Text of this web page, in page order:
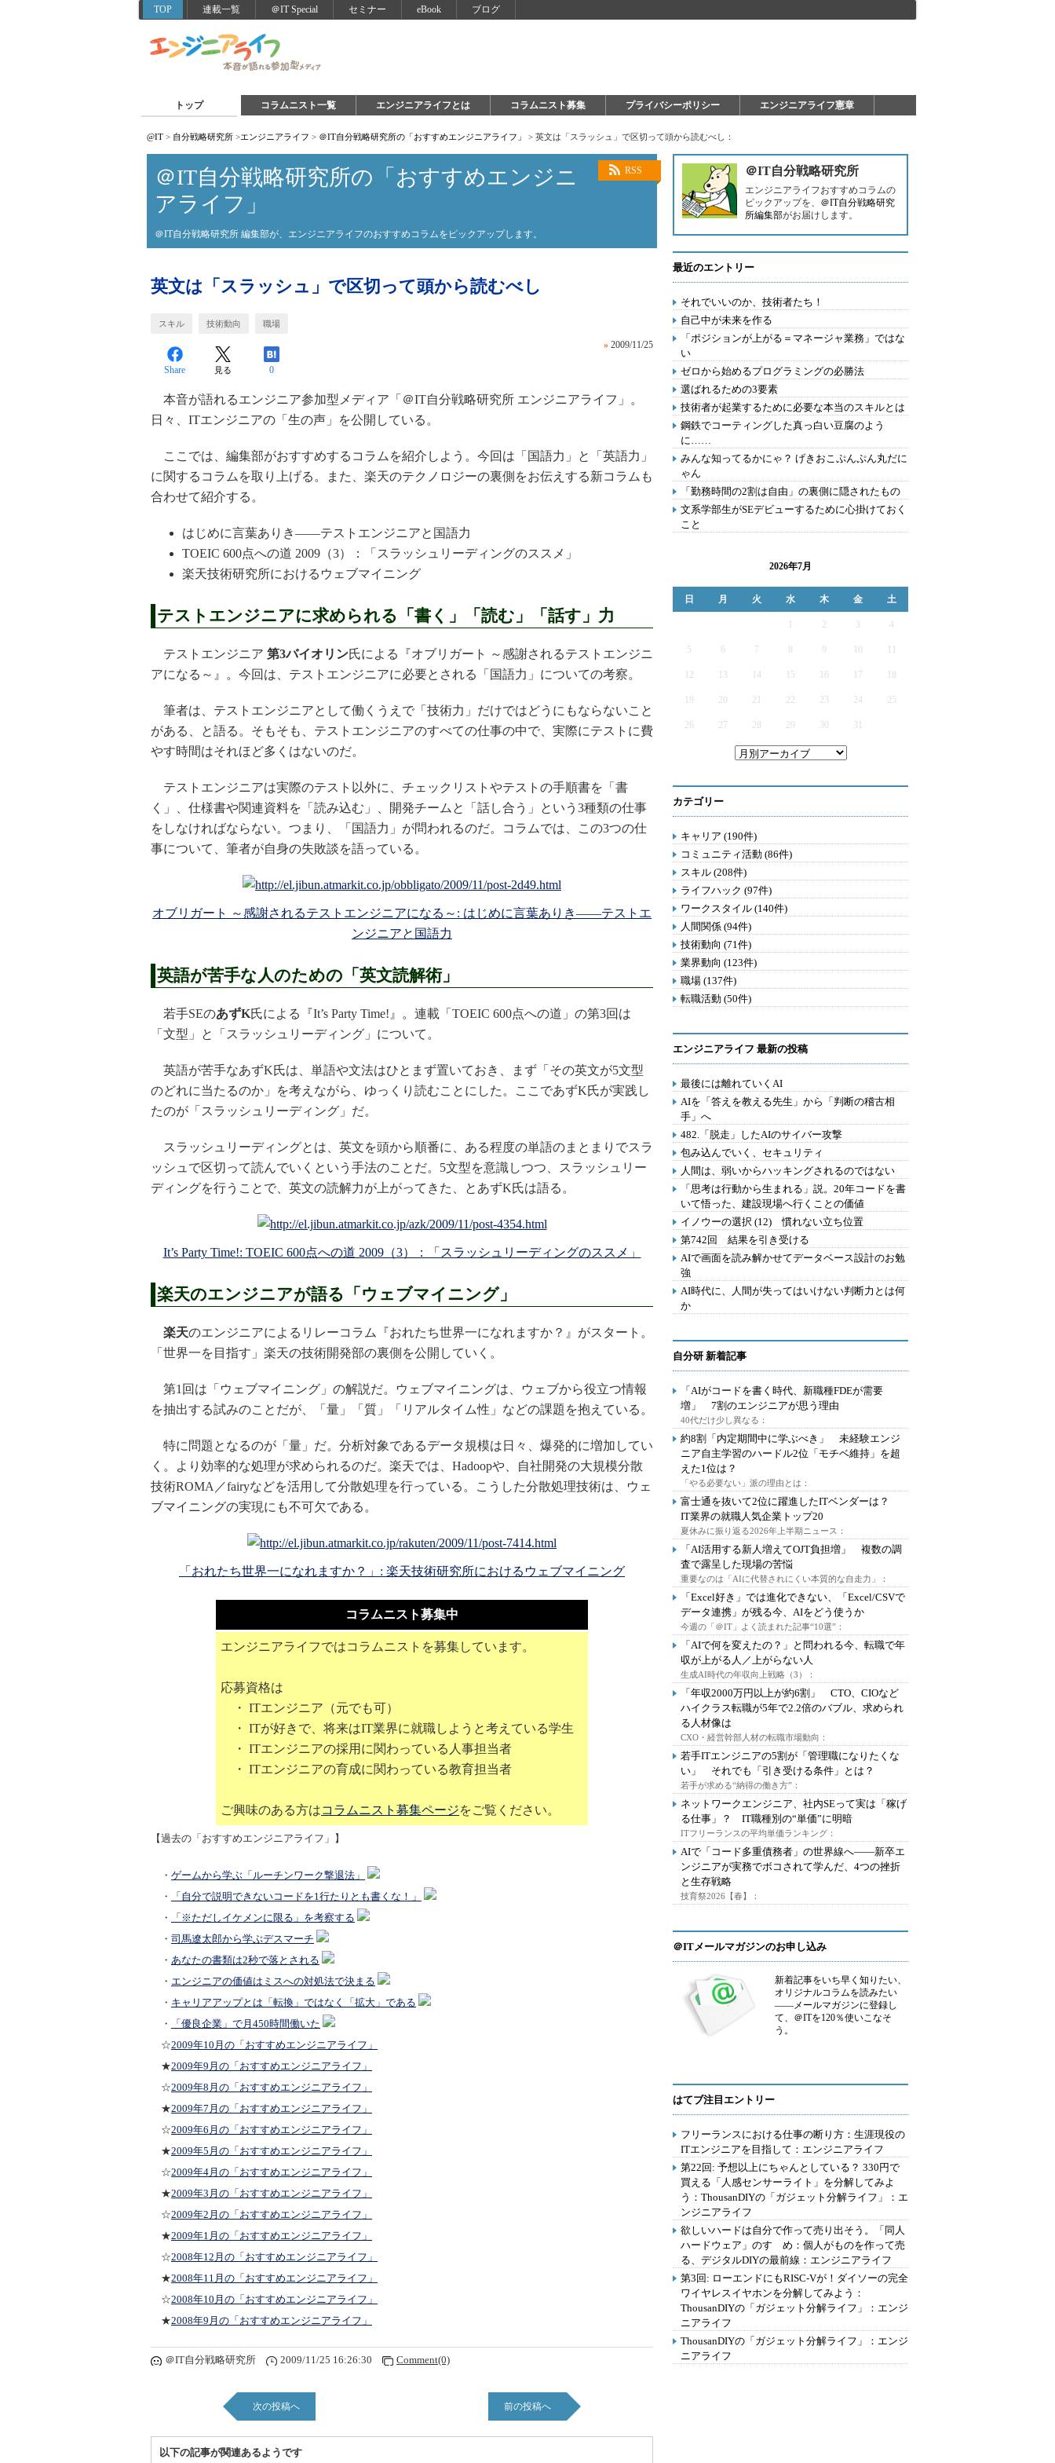
TOP 連載一覧 ＠IT Special セミナー eBook ブログ
トップ コラムニスト一覧 エンジニアライフとは コラムニスト募集 プライバシーポリシー エンジニアライフ憲章
@IT > 自分戦略研究所 >エンジニアライフ > ＠IT自分戦略研究所の「おすすめエンジニアライフ」 > 英文は「スラッシュ」で区切って頭から読むべし：
RSS
＠IT自分戦略研究所の「おすすめエンジニ
アライフ」
＠IT自分戦略研究所 編集部が、エンジニアライフのおすすめコラムをピックアップします。
英文は「スラッシュ」で区切って頭から読むべし
スキル 技術動向 職場
» 2009/11/25
Share 見る 0
本音が語れるエンジニア参加型メディア「＠IT自分戦略研究所 エンジニアライフ」。
日々、ITエンジニアの「生の声」を公開している。
ここでは、編集部がおすすめするコラムを紹介しよう。今回は「国語力」と「英語力」
に関するコラムを取り上げる。また、楽天のテクノロジーの裏側をお伝えする新コラムも
合わせて紹介する。
はじめに言葉ありき――テストエンジニアと国語力
TOEIC 600点への道 2009（3）：「スラッシュリーディングのススメ」
楽天技術研究所におけるウェブマイニング
テストエンジニアに求められる「書く」「読む」「話す」力
テストエンジニア 第3バイオリン氏による『オブリガート ～感謝されるテストエンジニ
アになる～』。今回は、テストエンジニアに必要とされる「国語力」についての考察。
筆者は、テストエンジニアとして働くうえで「技術力」だけではどうにもならないこと
がある、と語る。そもそも、テストエンジニアのすべての仕事の中で、実際にテストに費
やす時間はそれほど多くはないのだ。
テストエンジニアは実際のテスト以外に、チェックリストやテストの手順書を「書
く」、仕様書や関連資料を「読み込む」、開発チームと「話し合う」という3種類の仕事
をしなければならない。つまり、「国語力」が問われるのだ。コラムでは、この3つの仕
事について、筆者が自身の失敗談を語っている。
オブリガート ～感謝されるテストエンジニアになる～: はじめに言葉ありき――テストエ
ンジニアと国語力
英語が苦手な人のための「英文読解術」
若手SEのあずK氏による『It’s Party Time!』。連載「TOEIC 600点への道」の第3回は
「文型」と「スラッシュリーディング」について。
英語が苦手なあずK氏は、単語や文法はひとまず置いておき、まず「その英文が5文型
のどれに当たるのか」を考えながら、ゆっくり読むことにした。ここであずK氏が実践し
たのが「スラッシュリーディング」だ。
スラッシュリーディングとは、英文を頭から順番に、ある程度の単語のまとまりでスラ
ッシュで区切って読んでいくという手法のことだ。5文型を意識しつつ、スラッシュリー
ディングを行うことで、英文の読解力が上がってきた、とあずK氏は語る。
It’s Party Time!: TOEIC 600点への道 2009（3）：「スラッシュリーディングのススメ」
楽天のエンジニアが語る「ウェブマイニング」
楽天のエンジニアによるリレーコラム『おれたち世界一になれますか？』がスタート。
「世界一を目指す」楽天の技術開発部の裏側を公開していく。
第1回は「ウェブマイニング」の解説だ。ウェブマイニングは、ウェブから役立つ情報
を抽出する試みのことだが、「量」「質」「リアルタイム性」などの課題を抱えている。
特に問題となるのが「量」だ。分析対象であるデータ規模は日々、爆発的に増加してい
く。より効率的な処理が求められるのだ。楽天では、Hadoopや、自社開発の大規模分散
技術ROMA／fairyなどを活用して分散処理を行っている。こうした分散処理技術は、ウェ
ブマイニングの実現にも不可欠である。
「おれたち世界一になれますか？」: 楽天技術研究所におけるウェブマイニング
コラムニスト募集中
エンジニアライフではコラムニストを募集しています。
応募資格は
・ ITエンジニア（元でも可）
・ ITが好きで、将来はIT業界に就職しようと考えている学生
・ ITエンジニアの採用に関わっている人事担当者
・ ITエンジニアの育成に関わっている教育担当者
ご興味のある方はコラムニスト募集ページをご覧ください。
【過去の「おすすめエンジニアライフ」】
・ ゲームから学ぶ「ルーチンワーク撃退法」
・
「自分で説明できないコードを1行たりとも書くな！」
・
「※ただしイケメンに限る」を考察する
・ 司馬遼太郎から学ぶデスマーチ
・ あなたの書類は2秒で落とされる
・ エンジニアの価値はミスへの対処法で決まる
・ キャリアアップとは「転換」ではなく「拡大」である
・
「優良企業」で月450時間働いた
☆2009年10月の「おすすめエンジニアライフ」
★2009年9月の「おすすめエンジニアライフ」
☆2009年8月の「おすすめエンジニアライフ」
★2009年7月の「おすすめエンジニアライフ」
☆2009年6月の「おすすめエンジニアライフ」
★2009年5月の「おすすめエンジニアライフ」
☆2009年4月の「おすすめエンジニアライフ」
★2009年3月の「おすすめエンジニアライフ」
☆2009年2月の「おすすめエンジニアライフ」
★2009年1月の「おすすめエンジニアライフ」
☆2008年12月の「おすすめエンジニアライフ」
★2008年11月の「おすすめエンジニアライフ」
☆2008年10月の「おすすめエンジニアライフ」
★2008年9月の「おすすめエンジニアライフ」
＠IT自分戦略研究所 2009/11/25 16:26:30 Comment(0)
次の投稿へ 前の投稿へ
以下の記事が関連あるようです
＠IT自分戦略研究所
エンジニアライフおすすめコラムの
ピックアップを、 ＠IT自分戦略研究
所編集部がお届けします。
最近のエントリー
それでいいのか、技術者たち！
自己中が未来を作る
「ポジションが上がる＝マネージャ業務」ではな
い
ゼロから始めるプログラミングの必勝法
選ばれるための3要素
技術者が起業するために必要な本当のスキルとは
鋼鉄でコーティングした真っ白い豆腐のよう
に……
みんな知ってるかにゃ？ げきおこぷんぷん丸だに
ゃん
「勤務時間の2割は自由」の裏側に隠されたもの
文系学部生がSEデビューするために心掛けておく
こと
2026年7月
日 月 火 水 木 金 土
2 3 4
5 6 7 9
12 13 14 15 16 17
19 20 21 22 23 24 25
26 27 28 29 30 31
カテゴリー
キャリア (190件)
コミュニティ活動 (86件)
スキル (208件)
ライフハック (97件)
ワークスタイル (140件)
人間関係 (94件)
技術動向 (71件)
業界動向 (123件)
職場 (137件)
転職活動 (50件)
エンジニアライフ 最新の投稿
最後には離れていくAI
AIを「答えを教える先生」から「判断の稽古相
手」へ
482.「脱走」したAIのサイバー攻撃
包み込んでいく、セキュリティ
人間は、弱いからハッキングされるのではない
「思考は行動から生まれる」説。20年コードを書
いて悟った、建設現場へ行くことの価値
イノウーの選択 (12) 慣れない立ち位置
第742回 結果を引き受ける
AIで画面を読み解かせてデータベース設計のお勉
強
AI時代に、人間が失ってはいけない判断力とは何
か
自分研 新着記事
「AIがコードを書く時代、新職種FDEが需要
増」 7割のエンジニアが思う理由
40代だけ少し異なる：
約8割「内定期間中に学ぶべき」 未経験エンジ
ニア自主学習のハードル2位「モチベ維持」を超
えた1位は？
「やる必要ない」派の理由とは：
富士通を抜いて2位に躍進したITベンダーは？
IT業界の就職人気企業トップ20
夏休みに振り返る2026年上半期ニュース：
「AI活用する新人増えてOJT負担増」 複数の調
査で露呈した現場の苦悩
重要なのは「AIに代替されにくい本質的な自走力」：
「Excel好き」では進化できない、「Excel/CSVで
データ連携」が残る今、AIをどう使うか
今週の「＠IT」よく読まれた記事“10選”：
「AIで何を変えたの？」と問われる今、転職で年
収が上がる人／上がらない人
生成AI時代の年収向上戦略（3）：
「年収2000万円以上が約6割」 CTO、CIOなど
ハイクラス転職が5年で2.2倍のバブル、求められ
る人材像は
CXO・経営幹部人材の転職市場動向：
若手ITエンジニアの5割が「管理職になりたくな
い」 それでも「引き受ける条件」とは？
若手が求める“納得の働き方”：
ネットワークエンジニア、社内SEって実は「稼げ
る仕事」？ IT職種別の“単価”に明暗
ITフリーランスの平均単価ランキング：
AIで「コード多重債務者」の世界線へ――新卒エ
ンジニアが実務でボコされて学んだ、4つの挫折
と生存戦略
技育祭2026【春】：
＠ITメールマガジンのお申し込み
新着記事をいち早く知りたい、
オリジナルコラムを読みたい
――メールマガジンに登録し
て、＠ITを120％使いこなそ
う。
はてブ注目エントリー
フリーランスにおける仕事の断り方：生涯現役の
ITエンジニアを目指して：エンジニアライフ
第22回: 予想以上にちゃんとしている？ 330円で
買える「人感センサーライト」を分解してみよ
う：ThousanDIYの「ガジェット分解ライフ」：エ
ンジニアライフ
欲しいハードは自分で作って売り出そう。「同人
ハードウェア」のすゝめ：個人がものを作って売
る、デジタルDIYの最前線：エンジニアライフ
第3回: ローエンドにもRISC-Vが！ダイソーの完全
ワイヤレスイヤホンを分解してみよう：
ThousanDIYの「ガジェット分解ライフ」：エンジ
ニアライフ
ThousanDIYの「ガジェット分解ライフ」：エンジ
ニアライフ